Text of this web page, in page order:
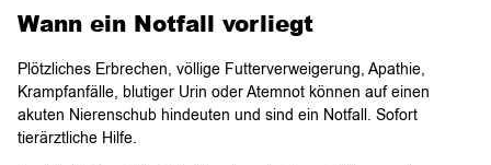
Wann ein Notfall vorliegt
Plötzliches Erbrechen, völlige Futterverweigerung, Apathie,
Krampfanfälle, blutiger Urin oder Atemnot können auf einen
akuten Nierenschub hindeuten und sind ein Notfall. Sofort
tierärztliche Hilfe.